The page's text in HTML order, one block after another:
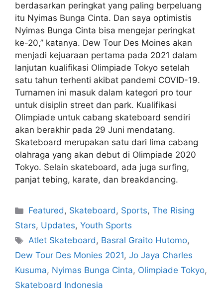
berdasarkan peringkat yang paling berpeluang
itu Nyimas Bunga Cinta. Dan saya optimistis
Nyimas Bunga Cinta bisa mengejar peringkat
ke-20,” katanya. Dew Tour Des Moines akan
menjadi kejuaraan pertama pada 2021 dalam
lanjutan kualifikasi Olimpiade Tokyo setelah
satu tahun terhenti akibat pandemi COVID-19.
Turnamen ini masuk dalam kategori pro tour
untuk disiplin street dan park. Kualifikasi
Olimpiade untuk cabang skateboard sendiri
akan berakhir pada 29 Juni mendatang.
Skateboard merupakan satu dari lima cabang
olahraga yang akan debut di Olimpiade 2020
Tokyo. Selain skateboard, ada juga surfing,
panjat tebing, karate, dan breakdancing.
Featured, Skateboard, Sports,The Rising
Stars, Updates, Youth Sports
Atlet Skateboard, Basral Graito Hutomo,
Dew Tour Des Monies 2021, Jo Jaya Charles
Kusuma, Nyimas Bunga Cinta, Olimpiade Tokyo,
Skateboard Indonesia